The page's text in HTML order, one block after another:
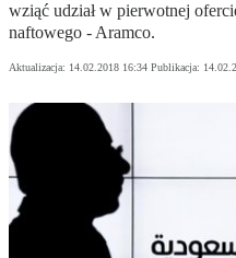
wziąć udział w pierwotnej
naftowego - Aramco.
Aktualizacja: 14.02.2018 16:34 Publikacja: